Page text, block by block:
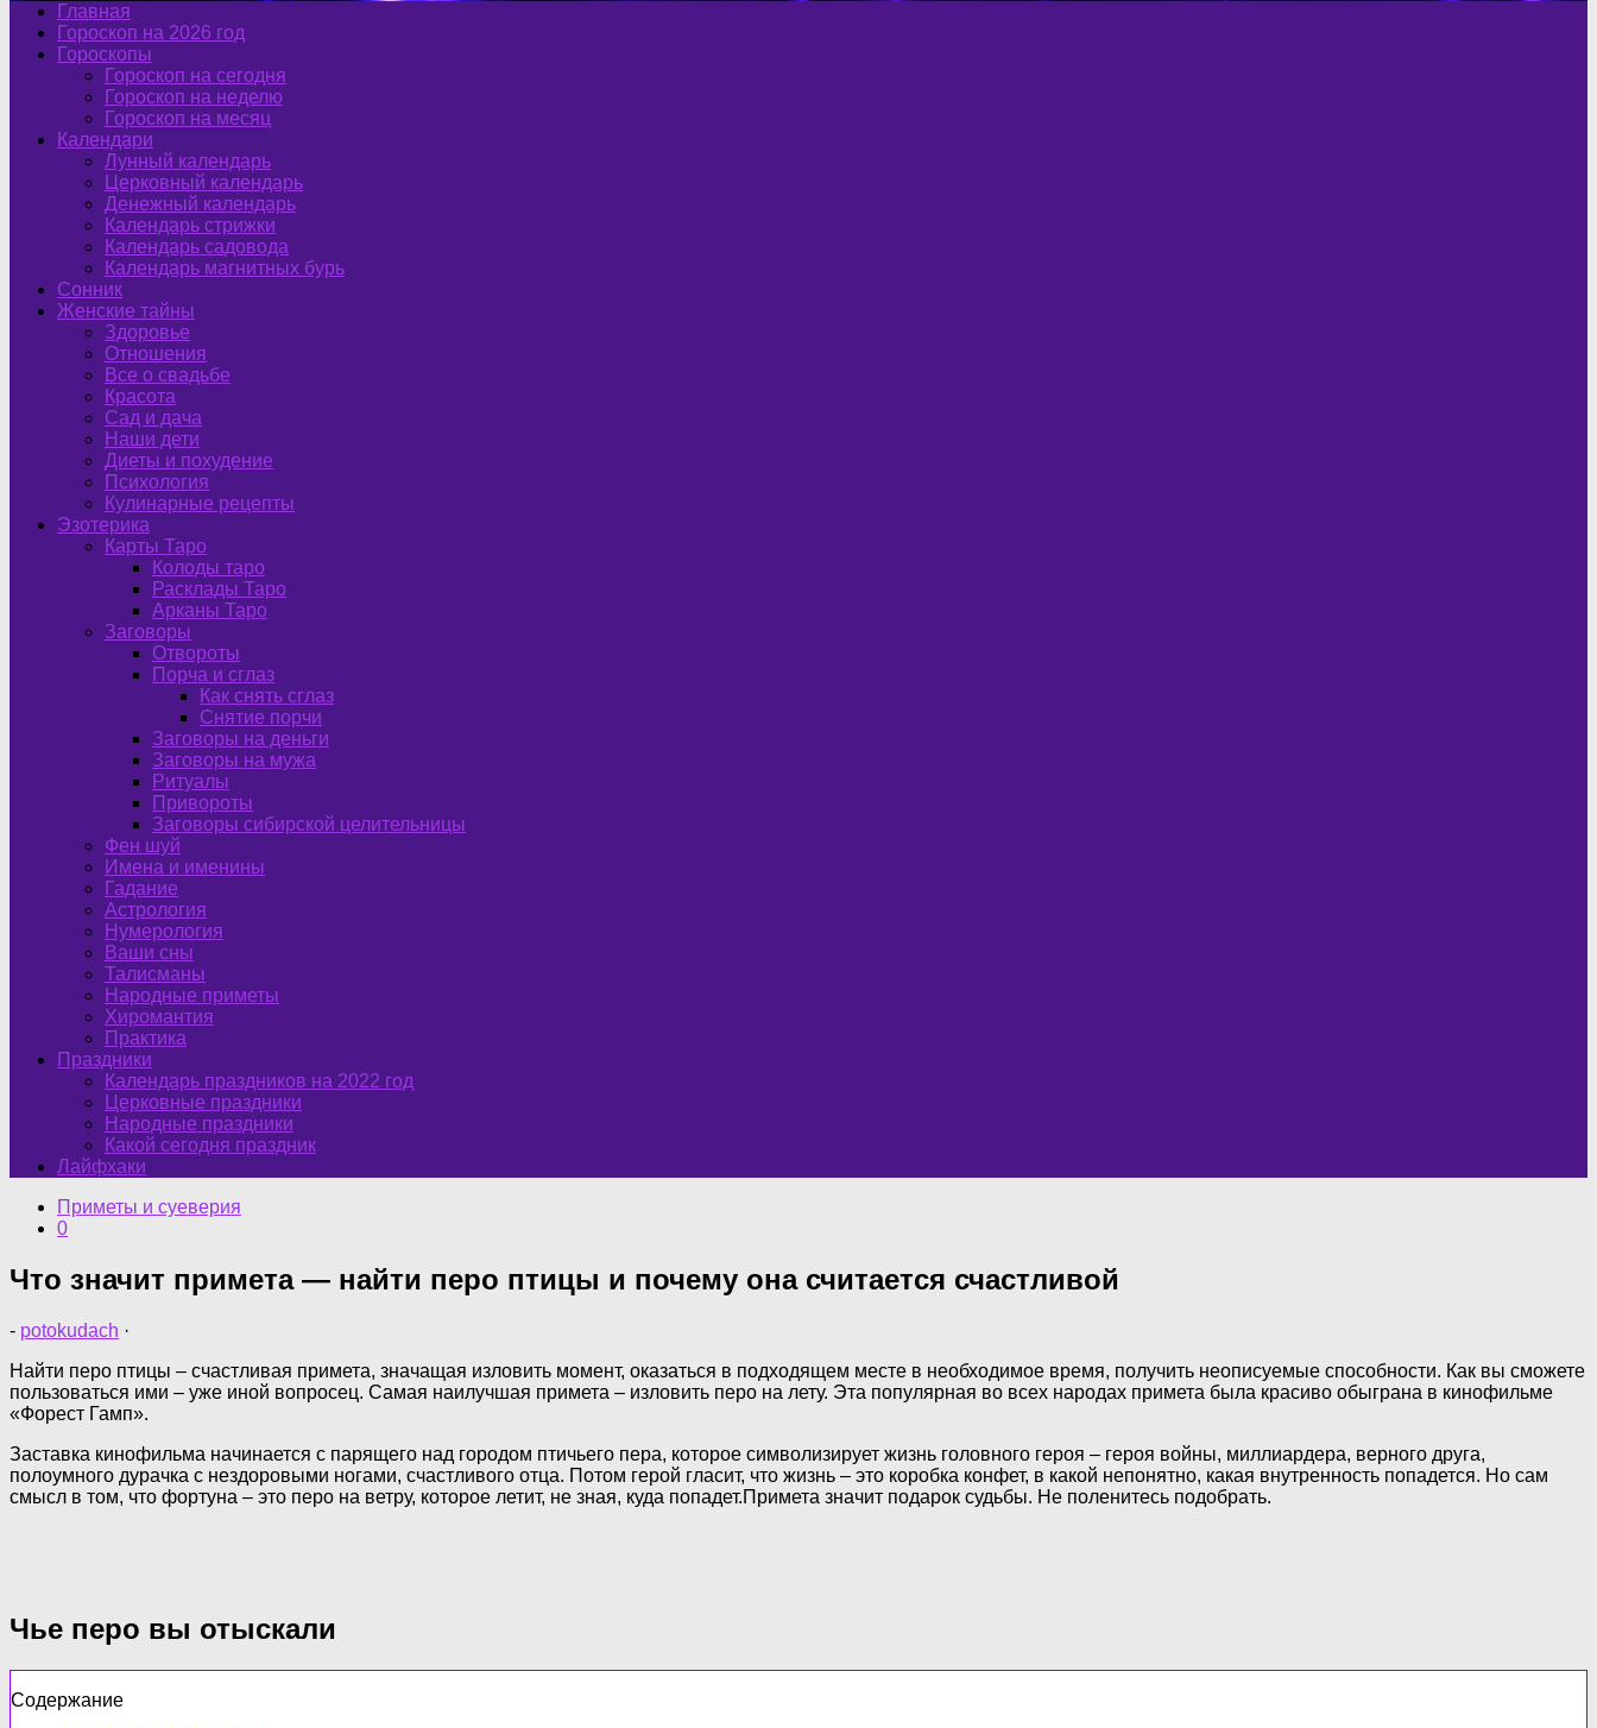
Главная
Гороскоп на 2026 год
Гороскопы
Гороскоп на сегодня
Гороскоп на неделю
Гороскоп на месяц
Календари
Лунный календарь
Церковный календарь
Денежный календарь
Календарь стрижки
Календарь садовода
Календарь магнитных бурь
Сонник
Женские тайны
Здоровье
Отношения
Все о свадьбе
Красота
Сад и дача
Наши дети
Диеты и похудение
Психология
Кулинарные рецепты
Эзотерика
Карты Таро
Колоды таро
Расклады Таро
Арканы Таро
Заговоры
Отвороты
Порча и сглаз
Как снять сглаз
Снятие порчи
Заговоры на деньги
Заговоры на мужа
Ритуалы
Привороты
Заговоры сибирской целительницы
Фен шуй
Имена и именины
Гадание
Астрология
Нумерология
Ваши сны
Талисманы
Народные приметы
Хиромантия
Практика
Праздники
Календарь праздников на 2022 год
Церковные праздники
Народные праздники
Какой сегодня праздник
Лайфхаки
Приметы и суеверия
0
Что значит примета — найти перо птицы и почему она считается счастливой
- potokudach ·
Найти перо птицы – счастливая примета, значащая изловить момент, оказаться в подходящем месте в необходимое время, получить неописуемые способности. Как вы сможете
пользоваться ими – уже иной вопросец. Самая наилучшая примета – изловить перо на лету. Эта популярная во всех народах примета была красиво обыграна в кинофильме
«Форест Гамп».
Заставка кинофильма начинается с парящего над городом птичьего пера, которое символизирует жизнь головного героя – героя войны, миллиардера, верного друга,
полоумного дурачка с нездоровыми ногами, счастливого отца. Потом герой гласит, что жизнь – это коробка конфет, в какой непонятно, какая внутренность попадется. Но сам
смысл в том, что фортуна – это перо на ветру, которое летит, не зная, куда попадет.Примета значит подарок судьбы. Не поленитесь подобрать.
Чье перо вы отыскали
Содержание